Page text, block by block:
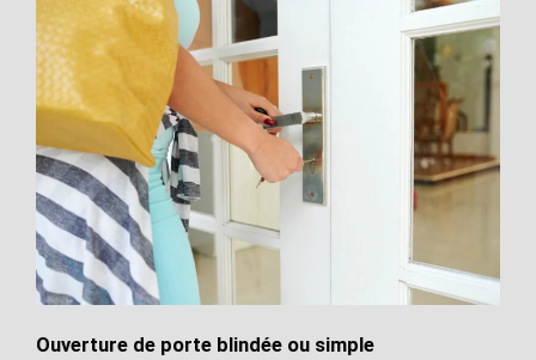
Ouverture de porte blindée ou simple